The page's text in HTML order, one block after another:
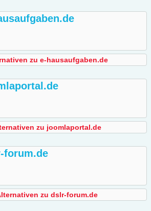
zu e-hausaufgaben.de
zu joomlaportal.de
forum.de
zu dslr-forum.de